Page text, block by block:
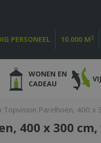
Topvision Parelhoen, 400 x
PERSONEEL 10.000 M2
WONEN EN
CADEAU
400 x 300